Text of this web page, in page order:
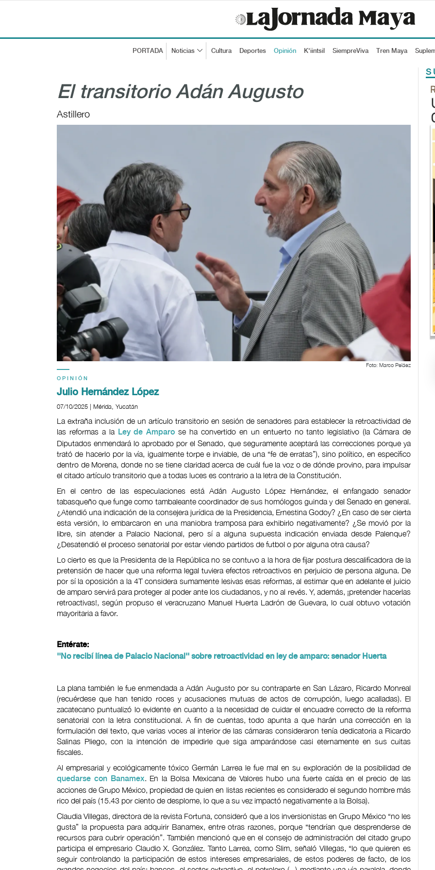
PORTADA Noticias Cultura Deportes Opinión K'iintsil SiempreViva Tren Maya
El transitorio Adán Augusto
Astillero
Foto: Marco Peláez
OPINIÓN
Julio Hernández López
07/10/2025 | Mérida, Yucatán
La extraña inclusión de un artículo transitorio en sesión de senadores para establecer la retroactividad de
las reformas a la Ley de Amparose ha convertido en un entuerto no tanto legislativo (la Cámara de
Diputados enmendará lo aprobado por el Senado, que seguramente aceptará las correcciones porque ya
trató de hacerlo por la vía, igualmente torpe e inviable, de una “fe de erratas”), sino político, en específico
dentro de Morena, donde no se tiene claridad acerca de cuál fue la voz o de dónde provino, para impulsar
el citado artículo transitorio que a todas luces es contrario a la letra de la Constitución.
En el centro de las especulaciones está Adán Augusto López Hernández, el enfangado senador
tabasqueño que funge como tambaleante coordinador de sus homólogos guinda y del Senado en general.
¿Atendió una indicación de la consejera jurídica de la Presidencia, Ernestina Godoy? ¿En caso de ser cierta
esta versión, lo embarcaron en una maniobra tramposa para exhibirlo negativamente? ¿Se movió por la
libre, sin atender a Palacio Nacional, pero sí a alguna supuesta indicación enviada desde Palenque?
¿Desatendió el proceso senatorial por estar viendo partidos de futbol o por alguna otra causa?
Lo cierto es que la Presidenta de la República no se contuvo a la hora de fijar postura descalificadora de la
pretensión de hacer que una reforma legal tuviera efectos retroactivos en perjuicio de persona alguna. De
por sí la oposición a la 4T considera sumamente lesivas esas reformas, al estimar que en adelante el juicio
de amparo servirá para proteger al poder ante los ciudadanos, y no al revés. Y, además, ¡pretender hacerlas
retroactivas!, según propuso el veracruzano Manuel Huerta Ladrón de Guevara, lo cual obtuvo votación
mayoritaria a favor.
Entérate:
''No recibí línea de Palacio Nacional'' sobre retroactividad en ley de amparo: senador Huerta
La plana también le fue enmendada a Adán Augusto por su contraparte en San Lázaro, Ricardo Monreal
(recuérdese que han tenido roces y acusaciones mutuas de actos de corrupción, luego acalladas). El
zacatecano puntualizó lo evidente en cuanto a la necesidad de cuidar el encuadre correcto de la reforma
senatorial con la letra constitucional. A fin de cuentas, todo apunta a que harán una corrección en la
formulación del texto, que varias voces al interior de las cámaras consideraron tenía dedicatoria a Ricardo
Salinas Pliego, con la intención de impedirle que siga amparándose casi eternamente en sus cuitas
fiscales.
Al empresarial y ecológicamente tóxico Germán Larrea le fue mal en su exploración de la posibilidad de
quedarse con Banamex. En la Bolsa Mexicana de Valores hubo una fuerte caída en el precio de las
acciones de Grupo México, propiedad de quien en listas recientes es considerado el segundo hombre más
rico del país (15.43 por ciento de desplome, lo que a su vez impactó negativamente a la Bolsa).
Claudia Villegas, directora de la revista Fortuna, consideró que a los inversionistas en Grupo México “no les
gusta” la propuesta para adquirir Banamex, entre otras razones, porque “tendrían que desprenderse de
recursos para cubrir operación”. También mencionó que en el consejo de administración del citado grupo
participa el empresario Claudio X. González. Tanto Larrea, como Slim, señaló Villegas, “lo que quieren es
seguir controlando la participación de estos intereses empresariales, de estos poderes de facto, de los